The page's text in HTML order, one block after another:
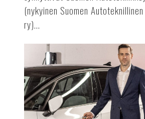
(nykyinen Suomen
ry)...
Lataussähkö
työsuhdeautoilussa